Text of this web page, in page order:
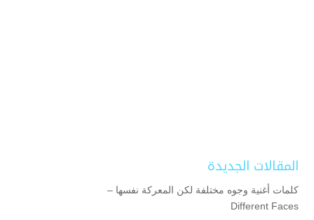
المقالات الجديدة
كلمات أغنية وجوه مختلفة لكن المعركة نفسها –
Different Faces